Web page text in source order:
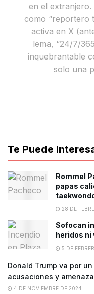
en el extranjero.
como “reportero
activa en X
lema, “24/7/
inquebrantable
solo una
Te Puede
Rommel
papas
28 DE
Sofocan
heridos
5 DE
Donald Trump va por
acusaciones y
4 DE NOVIEMBRE DE 2024